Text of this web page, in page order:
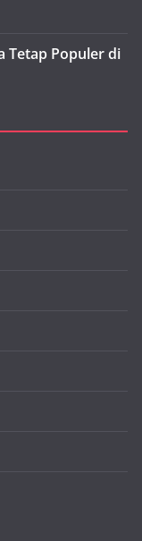
Tetap Populer di